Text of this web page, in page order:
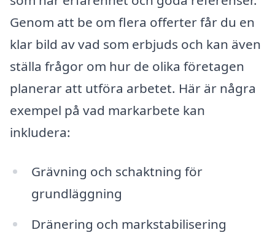
Genom att be om flera offerter får du en
klar bild av vad som erbjuds och kan även
ställa frågor om hur de olika företagen
planerar att utföra arbetet. Här är några
exempel på vad markarbete kan
inkludera:
Grävning och schaktning för
grundläggning
Dränering och markstabilisering